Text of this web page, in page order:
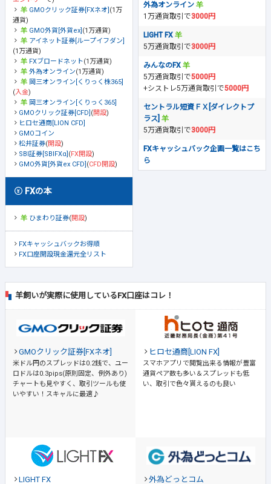
GMOクリック証券[FXネオ] (1万
通貨)
GMO外貨[外貨ex] (1万通貨)
アイネット証券[ループイフダン]
(1万通貨)
FXブロードネット(1万通貨)
外為オンライン(1万通貨)
岡三オンライン[くりっく株365]
(入金)
岡三オンライン[くりっく365]
GMOクリック証券[CFD] (開設)
ヒロセ通商[LION CFD]
GMOコイン
松井証券(開設)
SBI証券[SBIFXα] (FX開設)
GMO外貨[外貨ex CFD] (CFD開設)
FXの本
ひまわり証券(開設)
FXキャッシュバックお得順
FX口座開設現金還元全リスト
外為オンライン
1万通貨取引で3000円
LIGHT FX
5万通貨取引で3000円
みんなのFX
5万通貨取引で5000円
+シストレ5万通貨取引で5000円
セントラル短資ＦＸ[ダイレクトプ
ラス]
5万通貨取引で3000円
FXキャッシュバック企画一覧はこち
ら
羊飼いが実際に使用しているFX口座はコレ！
GMOクリック証券[FXネオ]
米ドル円のスプレッドは0.2銭で、ユー
ロドルは0.3pips(原則固定、例外あり)
チャートも見やすく、取引ツールも使
いやすい！スキャルに最適♪
ヒロセ通商[LION FX]
スマホアプリで閲覧出来る情報が豊富
通貨ペア数も多い＆スプレッドも低
い、取引で色々貰えるのも良い
LIGHT FX 外為どっとコム